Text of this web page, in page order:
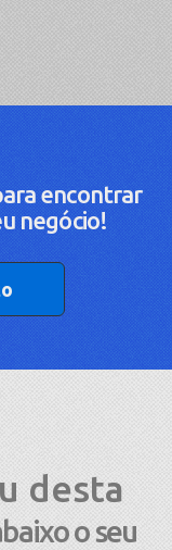
encontrar
negócio!
desta
o seu